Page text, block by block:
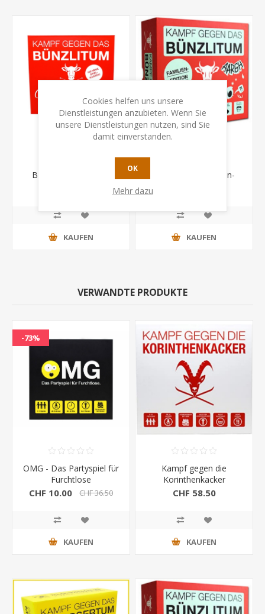
Bünzlitum - Comedy
KAUFEN
Bünzlitum - Familien-
KAUFEN
VERWANDTE PRODUKTE
-73%
OMG - Das Partyspiel für
Furchtlose
CHF 10.00 CHF 36.50
KAUFEN
Kampf gegen die
Korinthenkacker
CHF 58.50
KAUFEN
Cookies helfen uns unsere
Dienstleistungen anzubieten. Wenn Sie
unsere Dienstleistungen nutzen, sind Sie
damit einverstanden.
OK
Mehr dazu